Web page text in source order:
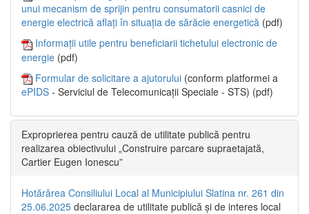
unui mecanism de sprijin pentru consumatorii casnici de
energie electrică aflați în situația de sărăcie energetică (pdf)
Informații utile pentru beneficiarii tichetului electronic de
energie (pdf)
Formular de solicitare a ajutorului (conform platformei a
ePIDS - Serviciul de Telecomunicații Speciale - STS) (pdf)
Exproprierea pentru cauză de utilitate publică pentru
realizarea obiectivului „Construire parcare supraetajată,
Cartier Eugen Ionescu”
Hotărârea Consiliului Local al Municipiului Slatina nr. 261 din
25.06.2025 declararea de utilitate publică și de interes local